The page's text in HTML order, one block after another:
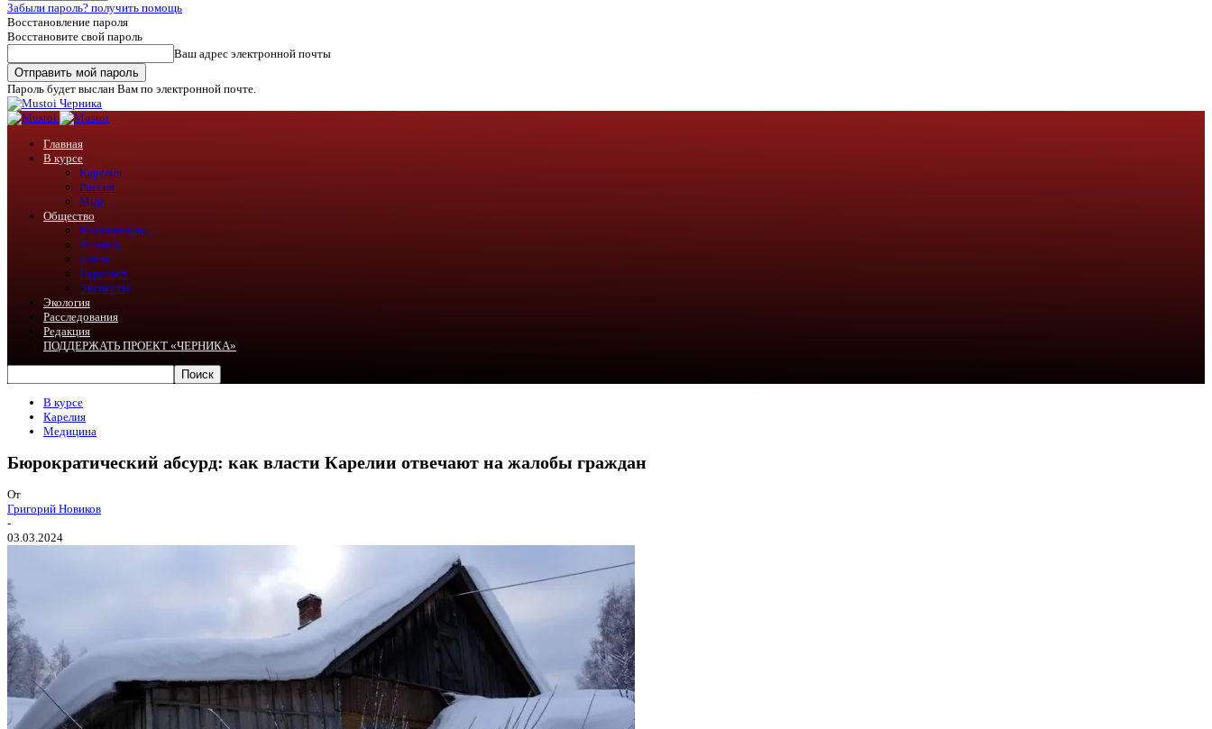
Забыли пароль? получить помощь
Восстановление пароля
Восстановите свой пароль
Ваш адрес электронной почты
Пароль будет выслан Вам по электронной почте.
Черника
Главная
В курсе
Карелия
Россия
Мир
Общество
Комментарии
Мнения
Блоги
Перепост
Эксперты
Экология
Расследования
Редакция
ПОДДЕРЖАТЬ ПРОЕКТ «ЧЕРНИКА»
В курсе
Карелия
Медицина
Бюрократический абсурд: как власти Карелии отвечают на жалобы граждан
От
Григорий Новиков
-
03.03.2024